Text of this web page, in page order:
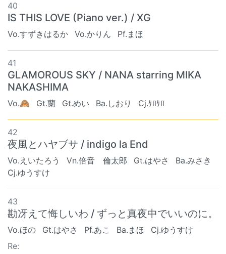
40
IS THIS LOVE (Piano ver.) / XG
Vo.すずきはるか Vo.かりん Pf.まほ
41
GLAMOROUS SKY / NANA starring MIKA
NAKASHIMA
Vo.🙈 Gt.蘭 Gt.めい Ba.しおり Cj.ｹﾛｹﾛ
42
夜風とハヤブサ / indigo la End
Vo.えいたろう Vn.倍音 倫太郎 Gt.はやさ
Ba.みさき
Cj.ゆうすけ
43
勘冴えて悔しいわ / ずっと真夜中でいいのに。
Vo.ほの Gt.はやさ Pf.あこ Ba.まほ
Cj.ゆうすけ
Re: